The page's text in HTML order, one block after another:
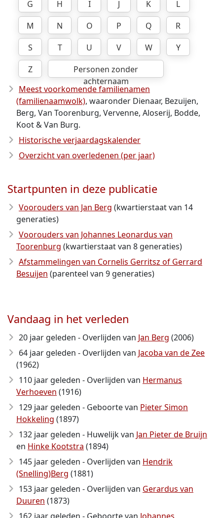
G
H I J K
L
M
N O P Q
R
S
T U V W
Y
Z
Personen zonder
achternaam
Meest voorkomende familienamen
(familienaamwolk), waaronder Dienaar, Bezuijen,
Berg, Van Toorenburg, Vervenne, Aloserij, Bodde,
Koot & Van Burg.
Historische verjaardagskalender
Overzicht van overledenen (per jaar)
Startpunten in deze publicatie
Voorouders van Jan Berg (kwartierstaat van 14
generaties)
Voorouders van Johannes Leonardus van
Toorenburg (kwartierstaat van 8 generaties)
Afstammelingen van Cornelis Gerritsz of Gerrard
Besuijen (parenteel van 9 generaties)
Vandaag in het verleden
20 jaar geleden - Overlijden van Jan Berg (2006)
64 jaar geleden - Overlijden van Jacoba van de Zee
(1962)
110 jaar geleden - Overlijden van Hermanus
Verhoeven (1916)
129 jaar geleden - Geboorte van Pieter Simon
Hokkeling (1897)
132 jaar geleden - Huwelijk van Jan Pieter de Bruijn
en Hinke Kootstra (1894)
145 jaar geleden - Overlijden van Hendrik
(Snelling)Berg (1881)
153 jaar geleden - Overlijden van Gerardus van
Duuren (1873)